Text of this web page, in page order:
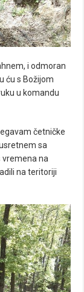
i odmoran
ću s Božijom
u komandu
četničke
sa
vremena na
na teritoriji